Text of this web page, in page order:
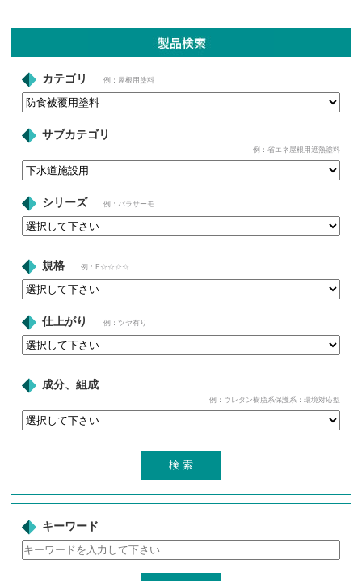
カテゴリ 例：屋根用塗料
サブカテゴリ
例：省エネ屋根用遮熱塗料
シリーズ 例：パラサーモ
規格 例：F☆☆☆☆
仕上がり 例：ツヤ有り
成分、組成
例：ウレタン樹脂系保護系：環境対応型
キーワード